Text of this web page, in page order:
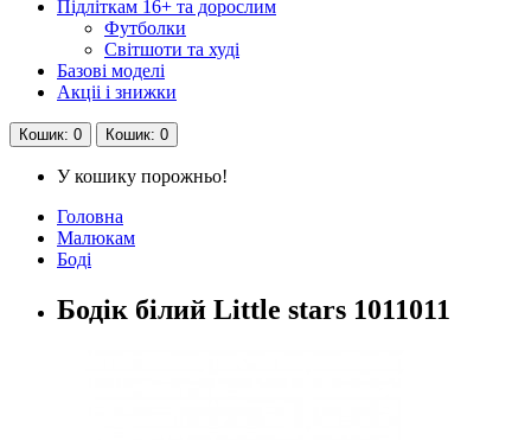
Підліткам 16+ та дорослим
Футболки
Світшоти та худі
Базові моделі
Акціі і знижки
Кошик: 0 Кошик: 0
У кошику порожньо!
Головна
Малюкам
Боді
Бодік білий Little stars 1011011